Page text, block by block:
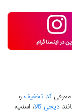
معرفیکد تخفیف و
دیجی کالا، اسنپ،